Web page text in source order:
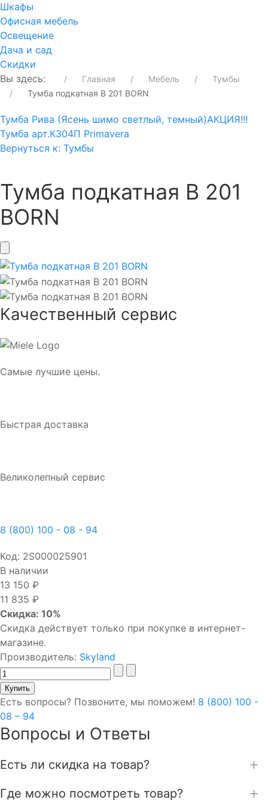
Шкафы
Офисная мебель
Освещение
Дача и сад
Скидки
Вы здесь:
Главная Мебель
Тумбы
Тумба подкатная В 201 BORN
Тумба Рива (Ясень шимо светлый, темный)АКЦИЯ!!!
Тумба арт.К304П Primavera
Вернуться к: Тумбы
Тумба подкатная В 201
BORN
Качественный сервис
Самые лучшие цены.
Быстрая доставка
Великолепный сервис
8 (800) 100 - 08 - 94
Код: 2S000025901
В наличии
13 150 ₽
11 835 ₽
Скидка: 10%
Скидка действует только при покупке в интернет-
магазине.
Производитель: Skyland
Есть вопросы? Позвоните, мы поможем! 8 (800) 100 -
08 – 94
Вопросы и Ответы
Есть ли скидка на товар?
Где можно посмотреть товар?